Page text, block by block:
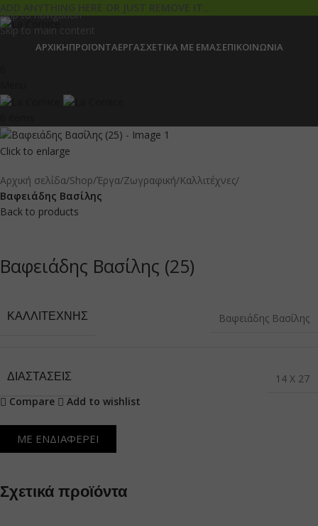
Skip to navigation
Skip to main content
ADD ANYTHING HERE OR JUST REMOVE IT…
ΑΡΧΙΚΉΠΡΟΪΌΝΤΑΈΡΓΑΣΧΕΤΙΚΆ ΜΕ ΕΜΆΣΕΠΙΚΟΙΝΩΝΊΑ
Click to enlarge
Αρχική σελίδα Shop Έργα Ζωγραφική Καλλιτέχνες
Βαφειάδης Βασίλης
Back to products
Βαφειάδης Βασίλης (25)
ΚΑΛΛΙΤΈΧΝΗΣ Βαφειάδης Βασίλης
ΔΙΑΣΤΆΣΕΙΣ
14 X 27
Compare
Add to wishlist
ΜΕ ΕΝΔΙΑΦΕΡΕΙ
Σχετικά προϊόντα